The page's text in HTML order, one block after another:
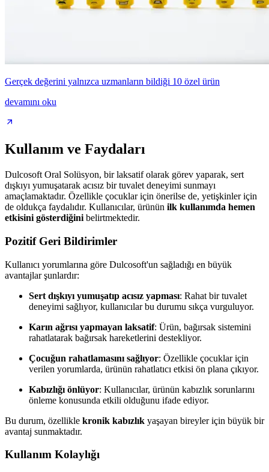
Gerçek değerini yalnızca uzmanların bildiği 10 özel ürün
devamını oku
Kullanım ve Faydaları
Dulcosoft Oral Solüsyon, bir laksatif olarak görev yaparak, sert
dışkıyı yumuşatarak acısız bir tuvalet deneyimi sunmayı
amaçlamaktadır. Özellikle çocuklar için önerilse de, yetişkinler için
de oldukça faydalıdır. Kullanıcılar, ürünün ilk kullanımda hemen
etkisini gösterdiğini belirtmektedir.
Pozitif Geri Bildirimler
Kullanıcı yorumlarına göre Dulcosoft'un sağladığı en büyük
avantajlar şunlardır:
Sert dışkıyı yumuşatıp acısız yapması: Rahat bir tuvalet
deneyimi sağlıyor, kullanıcılar bu durumu sıkça vurguluyor.
Karın ağrısı yapmayan laksatif: Ürün, bağırsak sistemini
rahatlatarak bağırsak hareketlerini destekliyor.
Çocuğun rahatlamasını sağlıyor: Özellikle çocuklar için
verilen yorumlarda, ürünün rahatlatıcı etkisi ön plana çıkıyor.
Kabızlığı önlüyor: Kullanıcılar, ürünün kabızlık sorunlarını
önleme konusunda etkili olduğunu ifade ediyor.
Bu durum, özellikle kronik kabızlık yaşayan bireyler için büyük bir
avantaj sunmaktadır.
Kullanım Kolaylığı